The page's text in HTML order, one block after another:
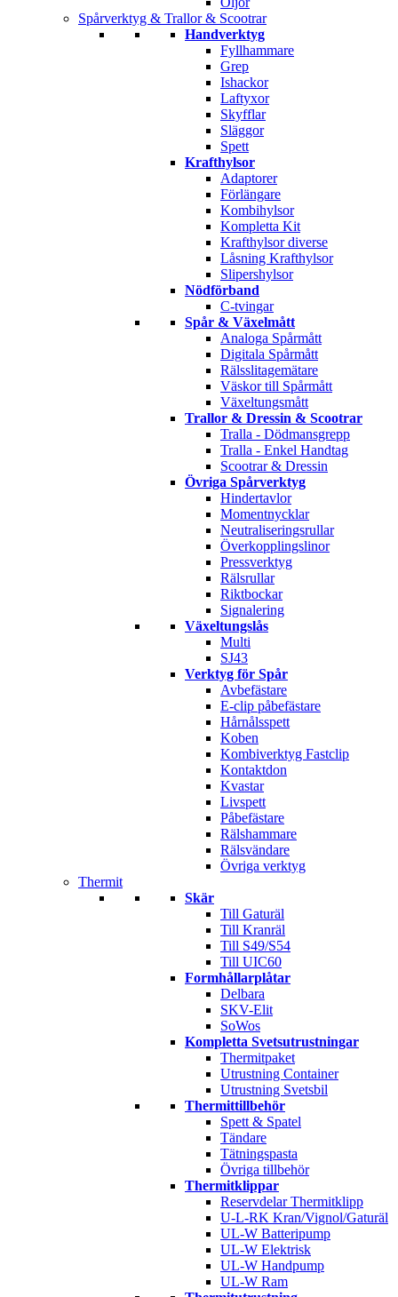
Spårverktyg & Trallor & Scootrar
Handverktyg
Fyllhammare
Grep
Ishackor
Laftyxor
Skyfflar
Släggor
Spett
Krafthylsor
Adaptorer
Förlängare
Kombihylsor
Kompletta Kit
Krafthylsor diverse
Låsning Krafthylsor
Slipershylsor
Nödförband
C-tvingar
Spår & Växelmått
Analoga Spårmått
Digitala Spårmått
Rälsslitagemätare
Väskor till Spårmått
Växeltungsmått
Trallor & Dressin & Scootrar
Tralla - Dödmansgrepp
Tralla - Enkel Handtag
Scootrar & Dressin
Övriga Spårverktyg
Hindertavlor
Momentnycklar
Neutraliseringsrullar
Överkopplingslinor
Pressverktyg
Rälsrullar
Riktbockar
Signalering
Växeltungslås
Multi
SJ43
Verktyg för Spår
Avbefästare
E-clip påbefästare
Hårnålsspett
Koben
Kombiverktyg Fastclip
Kontaktdon
Kvastar
Livspett
Påbefästare
Rälshammare
Rälsvändare
Övriga verktyg
Thermit
Skär
Till Gaturäl
Till Kranräl
Till S49/S54
Till UIC60
Formhållarplåtar
Delbara
SKV-Elit
SoWos
Kompletta Svetsutrustningar
Thermitpaket
Utrustning Container
Utrustning Svetsbil
Thermittillbehör
Spett & Spatel
Tändare
Tätningspasta
Övriga tillbehör
Thermitklippar
Reservdelar Thermitklipp
U-L-RK Kran/Vignol/Gaturäl
UL-W Batteripump
UL-W Elektrisk
UL-W Handpump
UL-W Ram